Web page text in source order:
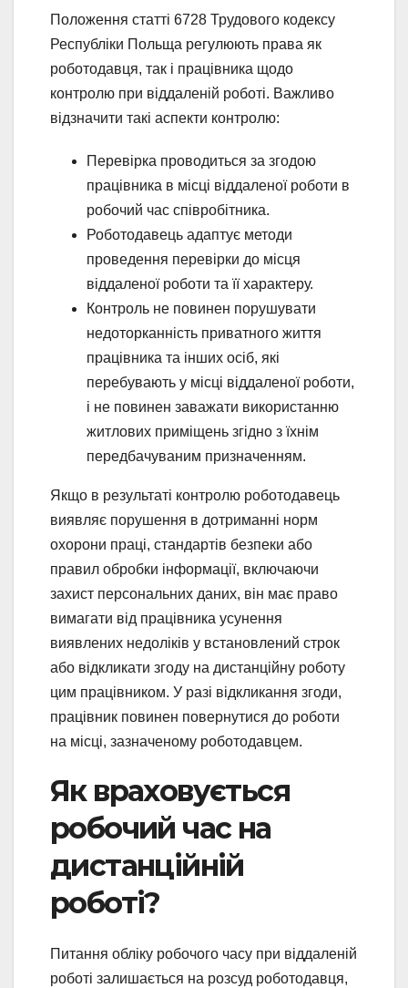
Положення статті 6728 Трудового кодексу
Республіки Польща регулюють права як
роботодавця, так і працівника щодо
контролю при віддаленій роботі. Важливо
відзначити такі аспекти контролю:
Перевірка проводиться за згодою
працівника в місці віддаленої роботи в
робочий час співробітника.
Роботодавець адаптує методи
проведення перевірки до місця
віддаленої роботи та її характеру.
Контроль не повинен порушувати
недоторканність приватного життя
працівника та інших осіб, які
перебувають у місці віддаленої роботи,
і не повинен заважати використанню
житлових приміщень згідно з їхнім
передбачуваним призначенням.
Якщо в результаті контролю роботодавець
виявляє порушення в дотриманні норм
охорони праці, стандартів безпеки або
правил обробки інформації, включаючи
захист персональних даних, він має право
вимагати від працівника усунення
виявлених недоліків у встановлений строк
або відкликати згоду на дистанційну роботу
цим працівником. У разі відкликання згоди,
працівник повинен повернутися до роботи
на місці, зазначеному роботодавцем.
Як враховується
робочий час на
дистанційній
роботі?
Питання обліку робочого часу при віддаленій
роботі залишається на розсуд роботодавця,